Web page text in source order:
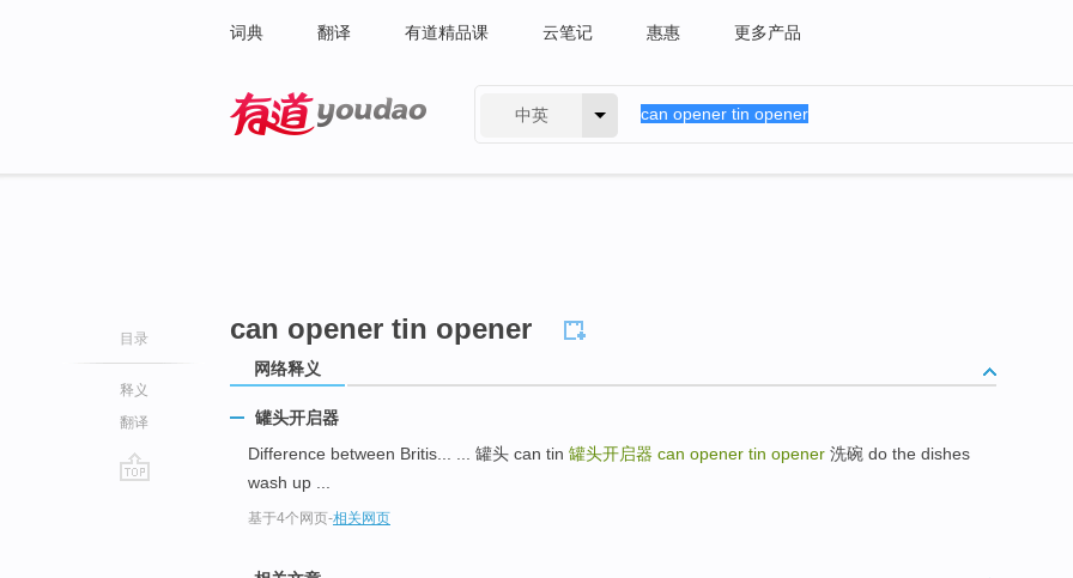
词典 翻译 有道精品课 云笔记 惠惠 更多产品
中英
目录
释义
翻译
can opener tin opener
网络释义
罐头开启器
Difference between Britis... ... 罐头 can tin 罐头开启器 can opener tin opener 洗碗 do the dishes
wash up ...
基于4个网页-相关网页